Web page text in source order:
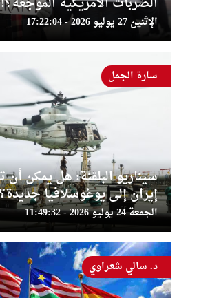
الإثنين 27 يوليو 2026 - 17:22:04
سيناريو البلقنة: هل يمكن
إيران إلى يوغوسلافيا
الجمعة 24 يوليو 2026 - 11:49:32
سارة الجمل
د. سالي شعراوي